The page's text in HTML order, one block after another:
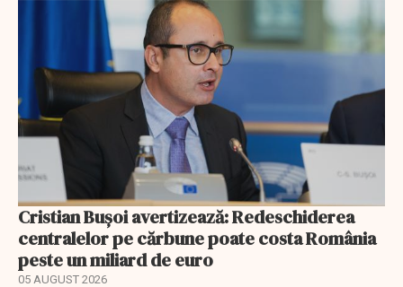
Cristian Bușoi avertizează: Redeschiderea
centralelor pe cărbune poate costa România
peste un miliard de euro
05 AUGUST 2026